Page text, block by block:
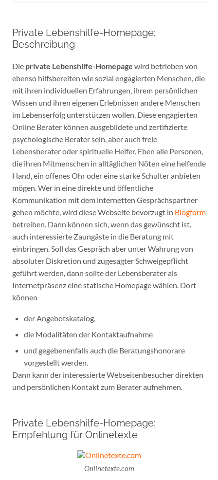
Private Lebenshilfe-Homepage:
Beschreibung
Die private Lebenshilfe-Homepage wird betrieben von
ebenso hilfsbereiten wie sozial engagierten Menschen, die
mit ihren individuellen Erfahrungen, ihrem persönlichen
Wissen und ihren eigenen Erlebnissen andere Menschen
im Lebenserfolg unterstützen wollen. Diese engagierten
Online Berater können ausgebildete und zertifizierte
psychologische Berater sein, aber auch freie
Lebensberater oder spirituelle Helfer. Eben alle Personen,
die ihren Mitmenschen in alltäglichen Nöten eine helfende
Hand, ein offenes Ohr oder eine starke Schulter anbieten
mögen. Wer in eine direkte und öffentliche
Kommunikation mit dem internetten Gesprächspartner
gehen möchte, wird diese Webseite bevorzugt in Blogform
betreiben. Dann können sich, wenn das gewünscht ist,
auch interessierte Zaungäste in die Beratung mit
einbringen. Soll das Gespräch aber unter Wahrung von
absoluter Diskretion und zugesagter Schweigepflicht
geführt werden, dann sollte der Lebensberater als
Internetpräsenz eine statische Homepage wählen. Dort
können
der Angebotskatalog,
die Modalitäten der Kontaktaufnahme
und gegebenenfalls auch die Beratungshonorare
vorgestellt werden.
Dann kann der interessierte Webseitenbesucher direkten
und persönlichen Kontakt zum Berater aufnehmen.
Private Lebenshilfe-Homepage:
Empfehlung für Onlinetexte
Onlinetexte.com